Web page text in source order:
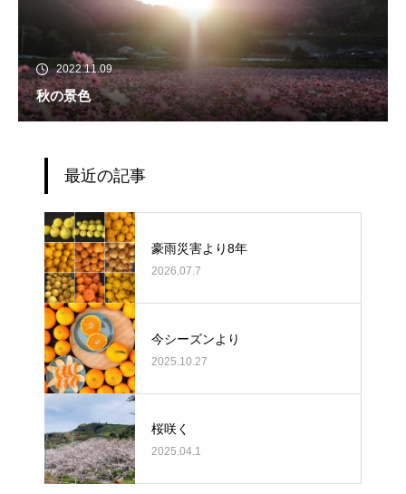
2022.11.09
秋の景色
最近の記事
豪雨災害より8年
2026.07.7
今シーズンより
2025.10.27
桜咲く
2025.04.1